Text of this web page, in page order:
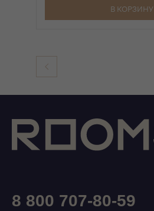
В КОРЗИНУ
8 800 707-80-59